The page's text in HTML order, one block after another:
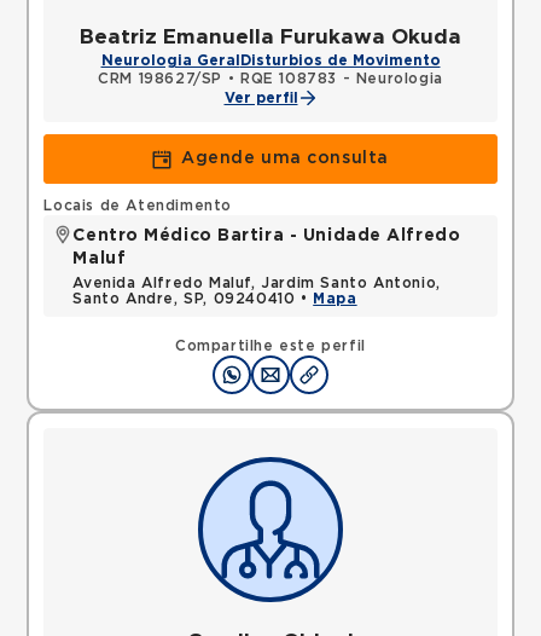
Beatriz Emanuella Furukawa Okuda
Neurologia Geral Disturbios de Movimento
CRM 198627/SP
•
RQE 108783 - Neurologia
Ver perfil
Agende uma consulta
Compartilhe este perfil
Locais de Atendimento
Centro Médico Bartira - Unidade Alfredo
Maluf
Avenida Alfredo Maluf, Jardim Santo Antonio,
Santo Andre, SP, 09240410 •
Mapa